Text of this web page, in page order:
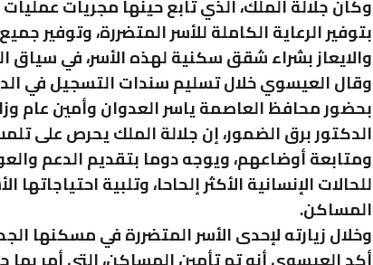
وكان جلالة الملك، الذي تابع حينها مجريات عمليات
بتوفير الرعاية الكاملة للأسر المتضررة، وتوفير
والايعاز بشراء شقق سكنية لهذه الأسر، في سياق
وقال العيسوي خلال تسليم سندات التسجيل في
بحضور محافظ العاصمة ياسر العدوان وأمين عام
الدكتور برق الضمور، إن جلالة الملك يحرص على
ومتابعة أوضاعهم، ويوجه دوما بتقديم الدعم
للحالات الإنسانية الأكثر إلحاحا، وتلبية
المساكن.
وخلال زيارته لإحدى الأسر المتضررة في مسكنها